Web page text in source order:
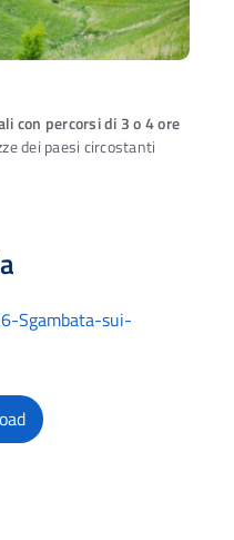
con percorsi di 3 o 4 ore
dei paesi circostanti
Sgambata-sui-